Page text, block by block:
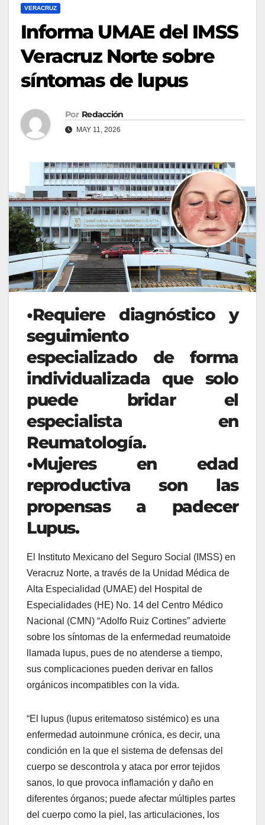
VERACRUZ
Informa UMAE del IMSS
Veracruz Norte sobre
síntomas de lupus
Por Redacción
MAY 11, 2026
•​Requiere diagnóstico y
seguimiento
especializado de forma
individualizada que solo
puede bridar el
especialista en
Reumatología.
•​Mujeres en edad
reproductiva son las
propensas a padecer
Lupus.
El Instituto Mexicano del Seguro Social (IMSS) en
Veracruz Norte, a través de la Unidad Médica de
Alta Especialidad (UMAE) del Hospital de
Especialidades (HE) No. 14 del Centro Médico
Nacional (CMN) “Adolfo Ruiz Cortines” advierte
sobre los síntomas de la enfermedad reumatoide
llamada lupus, pues de no atenderse a tiempo,
sus complicaciones pueden derivar en fallos
orgánicos incompatibles con la vida.
“El lupus (lupus eritematoso sistémico) es una
enfermedad autoinmune crónica, es decir, una
condición en la que el sistema de defensas del
cuerpo se descontrola y ataca por error tejidos
sanos, lo que provoca inflamación y daño en
diferentes órganos; puede afectar múltiples partes
del cuerpo como la piel, las articulaciones, los